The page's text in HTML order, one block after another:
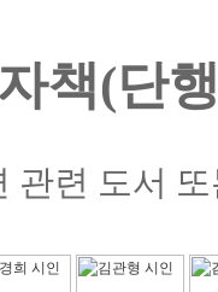
책(단
관련 도서